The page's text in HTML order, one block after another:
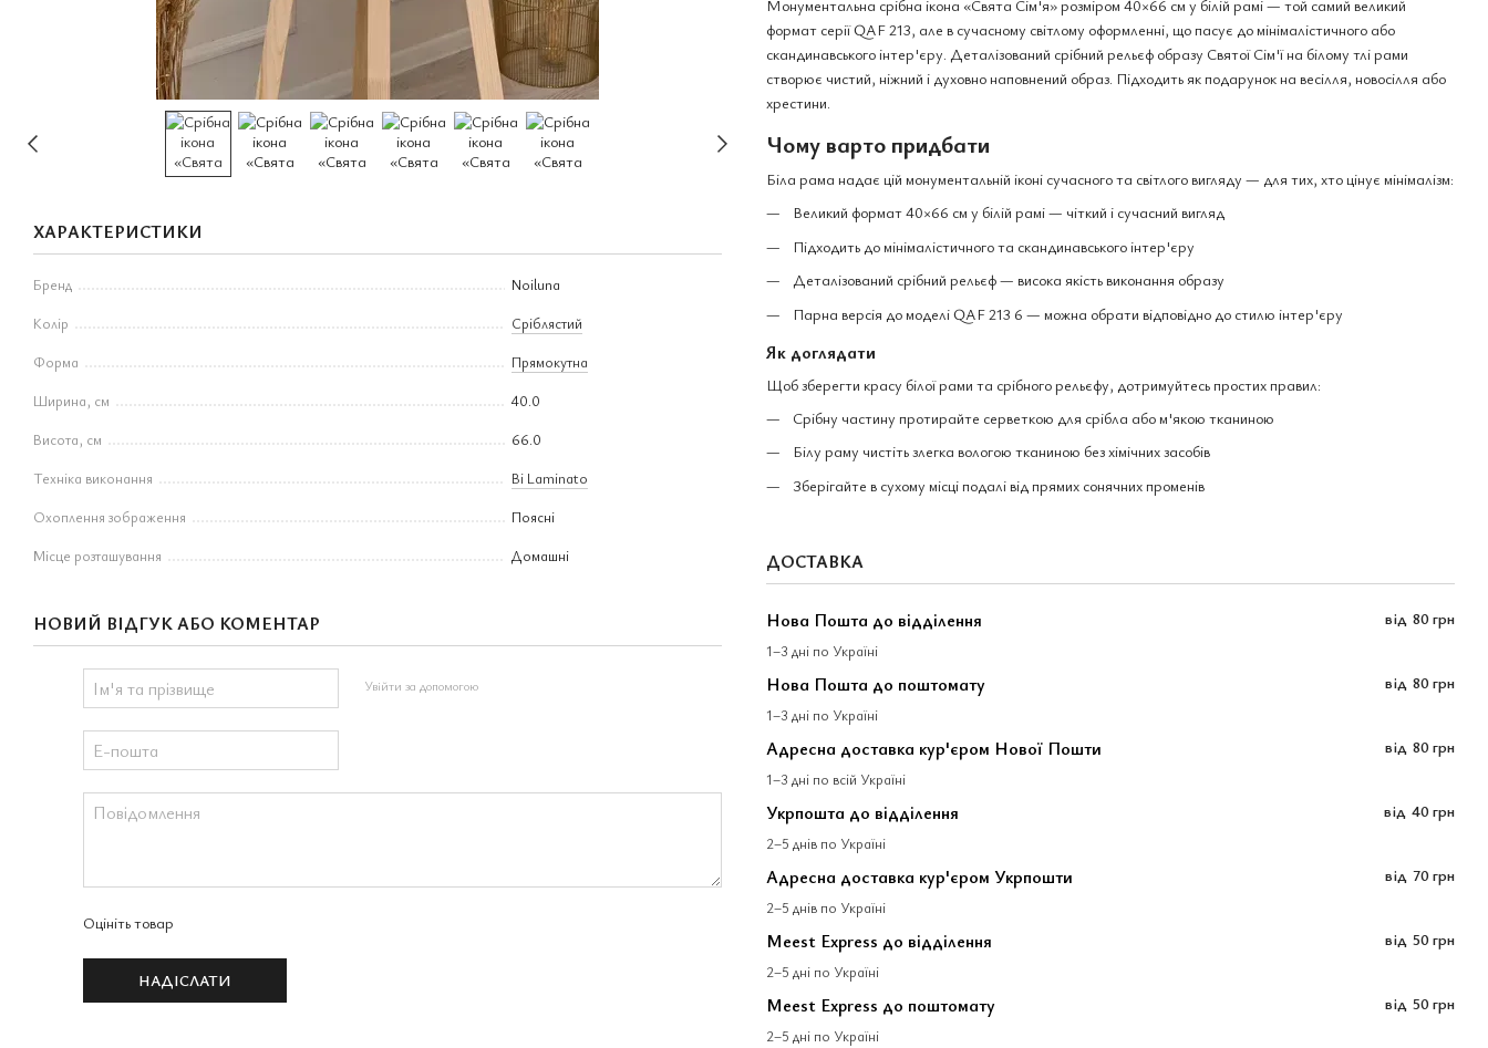
ХАРАКТЕРИСТИКИ
Бренд
Noiluna
Колір
Сріблястий
Форма
Прямокутна
Ширина, см
40.0
Висота, см
66.0
Техніка виконання
Bi Laminato
Охоплення зображення
Поясні
Місце розташування
Домашні
НОВИЙ ВІДГУК АБО КОМЕНТАР
Увійти за допомогою
Оцініть товар
НАДІСЛАТИ
Монументальна срібна ікона «Свята Сім'я» розміром 40×66 см у білій рамі — той самий великий
формат серії QAF 213, але в сучасному світлому оформленні, що пасує до мінімалістичного або
скандинавського інтер'єру. Деталізований срібний рельєф образу Святої Сім'ї на білому тлі рами
створює чистий, ніжний і духовно наповнений образ. Підходить як подарунок на весілля, новосілля або
хрестини.
Чому варто придбати
Біла рама надає цій монументальній іконі сучасного та світлого вигляду — для тих, хто цінує мінімалізм:
Великий формат 40×66 см у білій рамі — чіткий і сучасний вигляд
Підходить до мінімалістичного та скандинавського інтер'єру
Деталізований срібний рельєф — висока якість виконання образу
Парна версія до моделі QAF 213 6 — можна обрати відповідно до стилю інтер'єру
Як доглядати
Щоб зберегти красу білої рами та срібного рельєфу, дотримуйтесь простих правил:
Срібну частину протирайте серветкою для срібла або м'якою тканиною
Білу раму чистіть злегка вологою тканиною без хімічних засобів
Зберігайте в сухому місці подалі від прямих сонячних променів
ДОСТАВКА
Нова Пошта до відділення
1–3 дні по Україні
від 80 грн
Нова Пошта до поштомату
1–3 дні по Україні
від 80 грн
Адресна доставка кур'єром Нової Пошти
1–3 дні по всій Україні
від 80 грн
Укрпошта до відділення
2–5 днів по Україні
від 40 грн
Адресна доставка кур'єром Укрпошти
2–5 днів по Україні
від 70 грн
Meest Express до відділення
2–5 дні по Україні
від 50 грн
Meest Express до поштомату
2–5 дні по Україні
від 50 грн